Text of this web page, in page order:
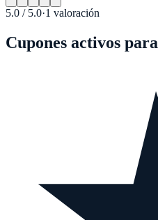
5.0 / 5.0·1 valoración
Cupones activos para